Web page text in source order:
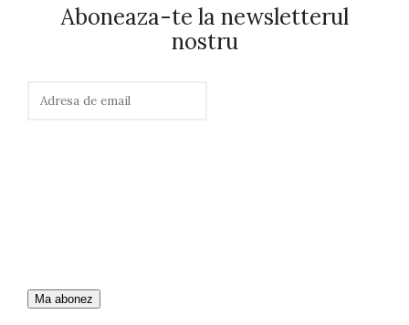
Aboneaza-te la newsletterul
nostru